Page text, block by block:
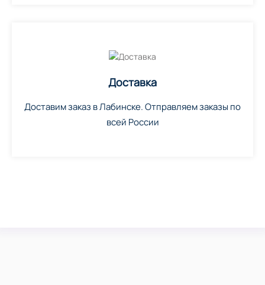
Доставка
Доставим заказ в Лабинске. Отправляем заказы по
всей России